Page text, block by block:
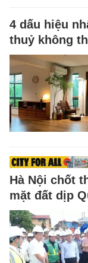
4 dấu hiệu
thuỷ không
Hà Nội chốt
mặt đất dịp